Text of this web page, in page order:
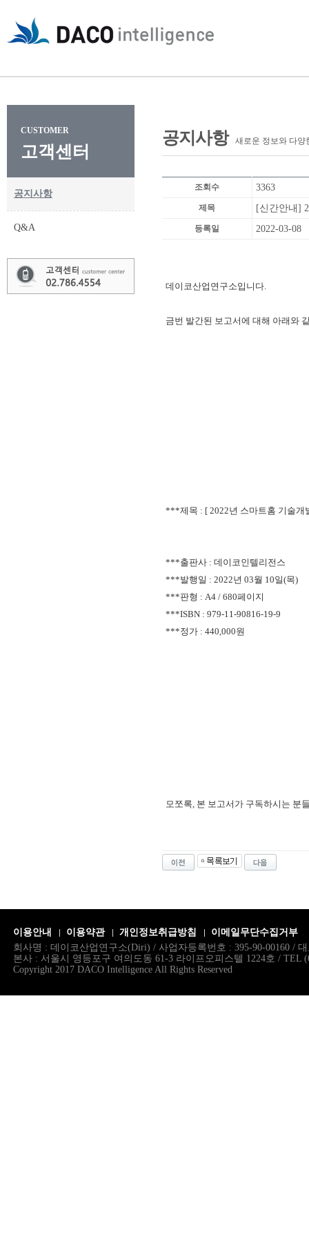
CUSTOMER
고객센터
공지사항
Q&A
공지사항 새로운 정보와 다양
조회수 3363
제목 [신간안내]
등록일 2022-03-08
데이코산업연구소입니다.
금번 발간된 보고서에 대해 아래와
***제목 : [ 2022년 스마트홈 기술개
***출판사 : 데이코인텔리전스
***발행일 : 2022년 03월 10일(목)
***판형 : A4 / 680페이지
***ISBN : 979-11-90816-19-9
***정가 : 440,000원
모쪼록, 본 보고서가 구독하시는 분
이용안내 이용약관 개인정보취급방침
이메일무단수집거부
회사명 : 데이코산업연구소(Diri) / 사업자등록번호 : 395-90-00160 /
본사 : 서울시 영등포구 여의도동 61-3 라이프오피스텔 1224호 / TEL
Copyright 2017 DACO Intelligence All Rights Reserved